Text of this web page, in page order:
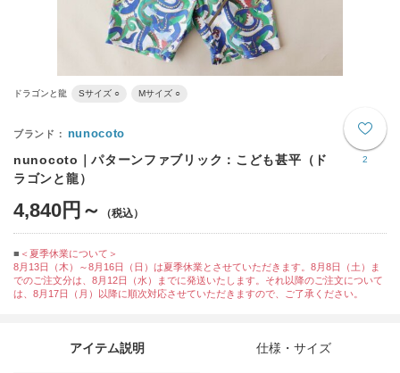
ドラゴンと龍 Sサイズ ○ Mサイズ ○
2
nunocoto
nunocoto｜パターンファブリック：こども甚平（ド
ラゴンと龍）
4,840円～
＜夏季休業について＞
8月13日（木）～8月16日（日）は夏季休業とさせていただきます。8月8日（土）ま
でのご注文分は、8月12日（水）までに発送いたします。それ以降のご注文について
は、8月17日（月）以降に順次対応させていただきますので、ご了承ください。
アイテム説明 仕様・サイズ